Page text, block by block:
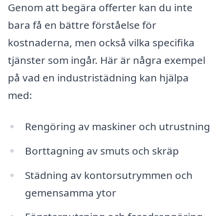
Genom att begära offerter kan du inte
bara få en bättre förståelse för
kostnaderna, men också vilka specifika
tjänster som ingår. Här är några exempel
på vad en industristädning kan hjälpa
med:
Rengöring av maskiner och utrustning
Borttagning av smuts och skräp
Städning av kontorsutrymmen och
gemensamma ytor